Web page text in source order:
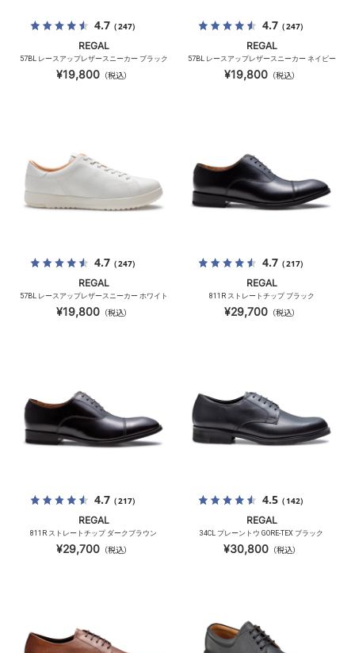
4.7（247）
REGAL
57BL レースアップレザースニーカー ブラック
¥19,800（税込）
4.7（247）
REGAL
57BL レースアップレザースニーカー ネイビー
¥19,800（税込）
4.7（247）
REGAL
57BL レースアップレザースニーカー ホワイト
¥19,800（税込）
4.7（217）
REGAL
811R ストレートチップ ブラック
¥29,700（税込）
4.7（217）
REGAL
811R ストレートチップ ダークブラウン
¥29,700（税込）
4.5（142）
REGAL
34CL プレーントウ GORE-TEX ブラック
¥30,800（税込）